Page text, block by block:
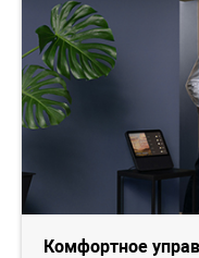
Комфортное